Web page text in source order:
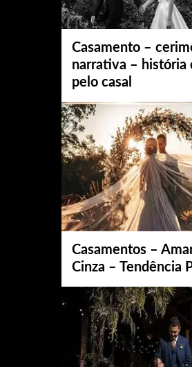
Casamento –
narrativa – história
pelo casal
Casamentos –
Cinza – Tendência